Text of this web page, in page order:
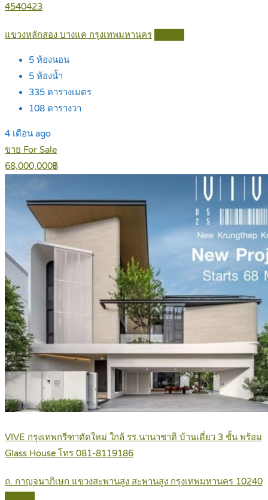
4540423
แขวงหลักสอง บางแค กรุงเทพมหานคร
5 ห้องนอน
5 ห้องน้ำ
335 ตารางเมตร
108 ตารางวา
4 เดือน ago
ขาย For Sale
68,000,000฿
VIVE กรุงเทพกรีฑาตัดใหม่ ใกล้ รร.นานาชาติ บ้านเดี่ยว 3 ชั้น พร้อม
Glass House โทร 081-8119186
ถ. กาญจนาภิเษก แขวงสะพานสูง สะพานสูง กรุงเทพมหานคร 10240